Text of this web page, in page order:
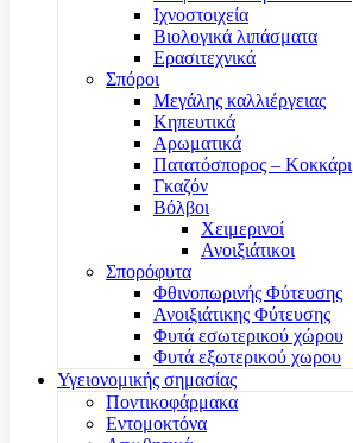
Ιχνοστοιχεία
Βιολογικά λιπάσματα
Ερασιτεχνικά
Σπόροι
Μεγάλης καλλιέργειας
Κηπευτικά
Αρωματικά
Πατατόσπορος – Κοκκάρι
Γκαζόν
Βόλβοι
Χειμερινοί
Ανοιξιάτικοι
Σπορόφυτα
Φθινοπωρινής Φύτευσης
Ανοιξιάτικης Φύτευσης
Φυτά εσωτερικού χώρου
Φυτά εξωτερικού χωρου
Υγειονομικής σημασίας
Ποντικοφάρμακα
Εντομοκτόνα